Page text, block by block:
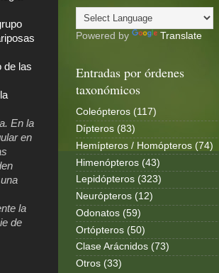
de las
En la
en
la
de
Powered by Translate
Entradas por órdenes
taxonómicos
Coleópteros (117)
Dípteros (83)
Hemípteros / Homópteros (74)
Himenópteros (43)
Lepidópteros (323)
Neurópteros (12)
Odonatos (59)
Ortópteros (50)
Clase Arácnidos (73)
Otros (33)